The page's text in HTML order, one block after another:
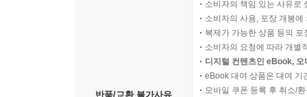
반품/교환 불가사유
소비자의 책임 있는 사유로
소비자의 사용, 포장 개봉
복제가 가능한 상품 등의
소비자의 요청에 따라 개별
디지털 컨텐츠인 eBook,
eBook 대여 상품은 대여 기
모바일 쿠폰 등록 후 취소/